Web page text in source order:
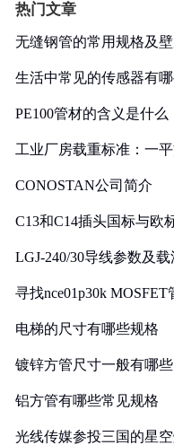
热门文章
无缝钢管的常用规格及
生活中常见的传感器有
PE100管材的含义是什么
工业厂房载重标准：一
CONOSTAN公司简介
C13和C14插头国标与欧
LGJ-240/30导线参数及
寻找nce01p30k
电梯的尺寸有哪些规格
镀锌方管尺寸一般有哪些
铝方管有哪些常见规格
光线传媒参投三国的星